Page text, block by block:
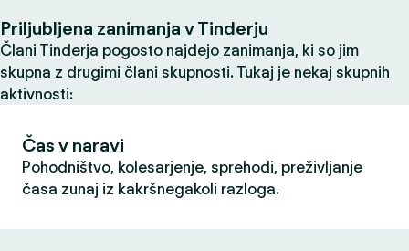
Priljubljena zanimanja v Tinderju
Člani Tinderja pogosto najdejo zanimanja, ki so jim
skupna z drugimi člani skupnosti. Tukaj je nekaj skupnih
aktivnosti:
Čas v naravi
Pohodništvo, kolesarjenje, sprehodi, preživljanje
časa zunaj iz kakršnegakoli razloga.